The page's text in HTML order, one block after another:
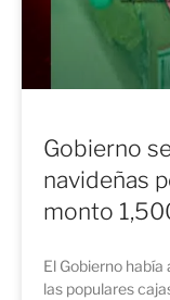
Gobierno
navideñas
monto
El Gobierno
las populares